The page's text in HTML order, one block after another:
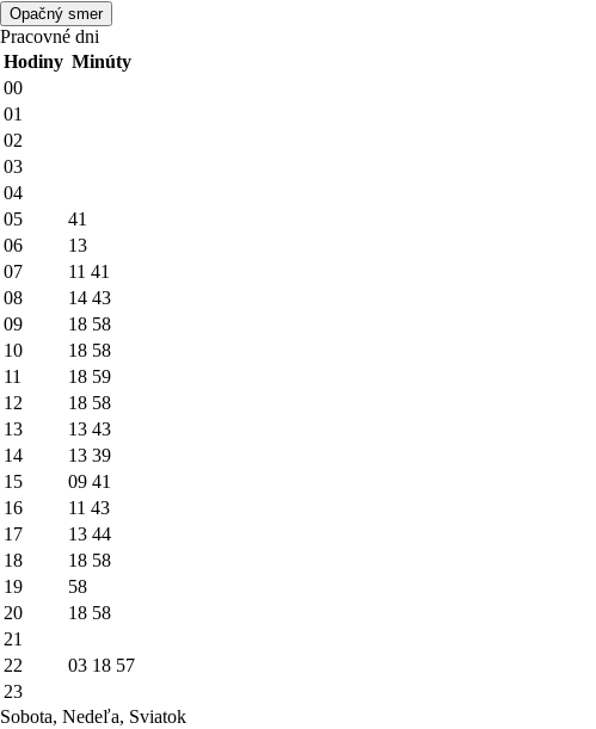
Opačný smer
Pracovné dni
Hodiny Minúty
00
01
02
03
04
05
41
06
13
07
11 41
08
14 43
09
18 58
10
18 58
11
18 59
12
18 58
13
13 43
14
13 39
15
09 41
16
11 43
17
13 44
18
18 58
19
58
20
18 58
21
22
03 18 57
23
Sobota, Nedeľa, Sviatok